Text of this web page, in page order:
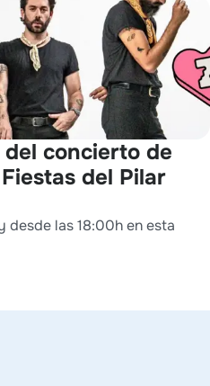
concierto de
del Pilar
desde las 18:00h en esta